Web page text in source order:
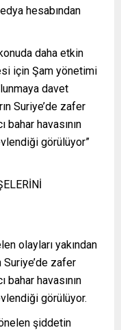
hesabından
daha etkin
için Şam yönetimi
davet
Suriye’de zafer
havasının
görülüyor”
olayları yakından
zafer
havasının
görülüyor.
şiddetin